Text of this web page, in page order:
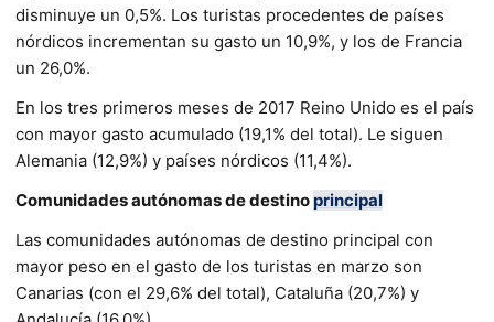
disminuye un 0,5%. Los turistas procedentes de países
nórdicos incrementan su gasto un 10,9%, y los de Francia
un 26,0%.
En los tres primeros meses de 2017 Reino Unido es el país
con mayor gasto acumulado (19,1% del total). Le siguen
Alemania (12,9%) y países nórdicos (11,4%).
Comunidades autónomas de destinoprincipal
Las comunidades autónomas de destino principal con
mayor peso en el gasto de los turistas en marzo son
Canarias (con el 29,6% del total), Cataluña (20,7%) y